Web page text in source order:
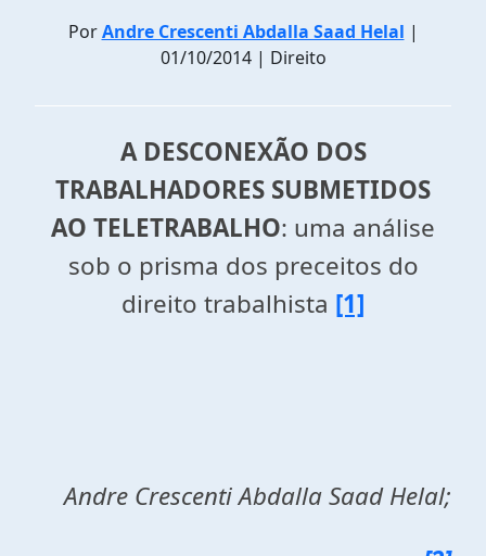
PorAndre Crescenti Abdalla Saad Helal |
01/10/2014 | Direito
A DESCONEXÃO DOS
TRABALHADORES SUBMETIDOS
AO TELETRABALHO: uma análise
sob o prisma dos preceitos do
direito trabalhista [1]
Andre Crescenti Abdalla Saad Helal;